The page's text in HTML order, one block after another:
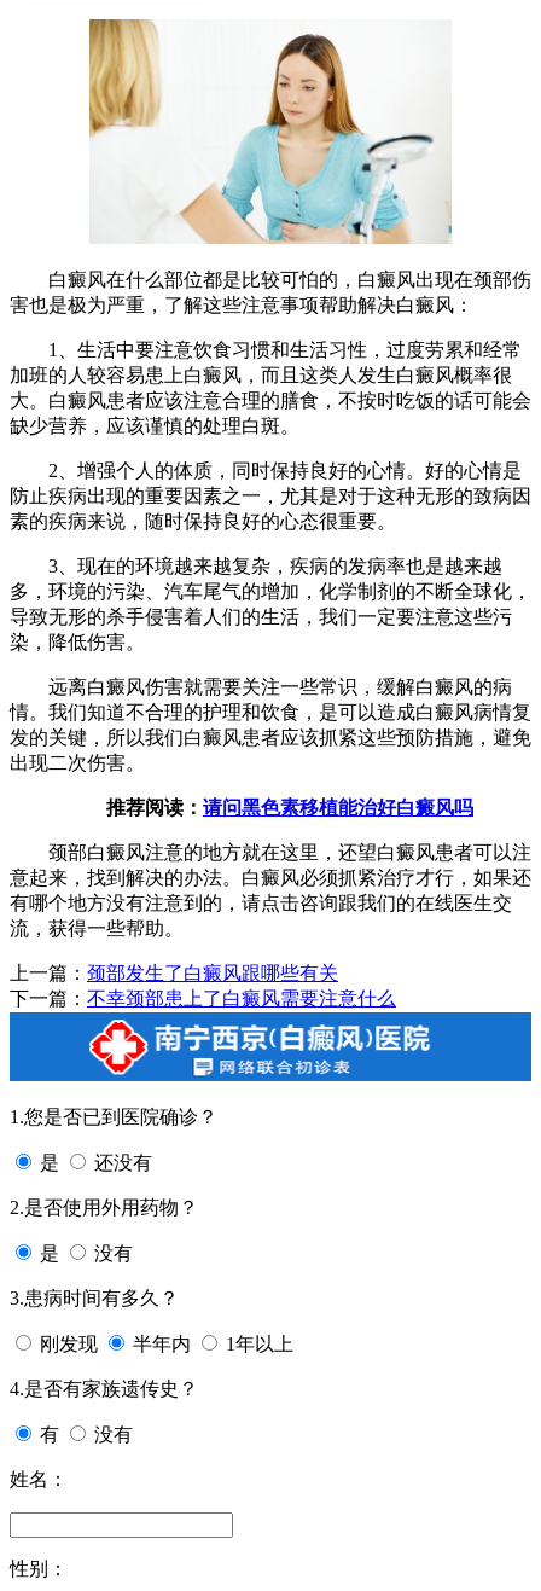
白癜风在什么部位都是比较可怕的，白癜风出现在颈部伤
害也是极为严重，了解这些注意事项帮助解决白癜风：
1、生活中要注意饮食习惯和生活习性，过度劳累和经常
加班的人较容易患上白癜风，而且这类人发生白癜风概率很
大。白癜风患者应该注意合理的膳食，不按时吃饭的话可能会
缺少营养，应该谨慎的处理白斑。
2、增强个人的体质，同时保持良好的心情。好的心情是
防止疾病出现的重要因素之一，尤其是对于这种无形的致病因
素的疾病来说，随时保持良好的心态很重要。
3、现在的环境越来越复杂，疾病的发病率也是越来越
多，环境的污染、汽车尾气的增加，化学制剂的不断全球化，
导致无形的杀手侵害着人们的生活，我们一定要注意这些污
染，降低伤害。
远离白癜风伤害就需要关注一些常识，缓解白癜风的病
情。我们知道不合理的护理和饮食，是可以造成白癜风病情复
发的关键，所以我们白癜风患者应该抓紧这些预防措施，避免
出现二次伤害。
推荐阅读： 请问黑色素移植能治好白癜风吗
颈部白癜风注意的地方就在这里，还望白癜风患者可以注
意起来，找到解决的办法。白癜风必须抓紧治疗才行，如果还
有哪个地方没有注意到的，请点击咨询跟我们的在线医生交
流，获得一些帮助。
上一篇： 颈部发生了白癜风跟哪些有关
下一篇： 不幸颈部患上了白癜风需要注意什么
1.您是否已到医院确诊？
是 还没有
2.是否使用外用药物？
是 没有
3.患病时间有多久？
刚发现 半年内 1年以上
4.是否有家族遗传史？
有 没有
姓名：
性别：